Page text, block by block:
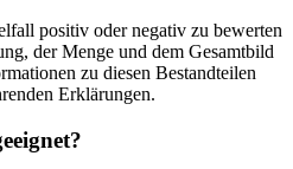
positiv oder negativ zu bewerten
der Menge und dem Gesamtbild
zu diesen Bestandteilen
Erklärungen.